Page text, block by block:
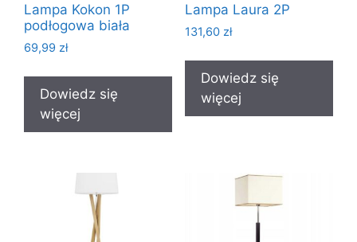
Lampa Kokon 1P
podłogowa biała
69,99 zł
Dowiedz się
więcej
Lampa Laura 2P
131,60 zł
Dowiedz się
więcej